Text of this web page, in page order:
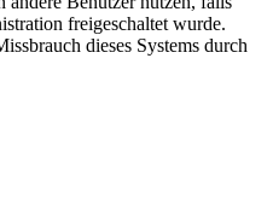
freigeschaltet wurde.
dieses Systems durch